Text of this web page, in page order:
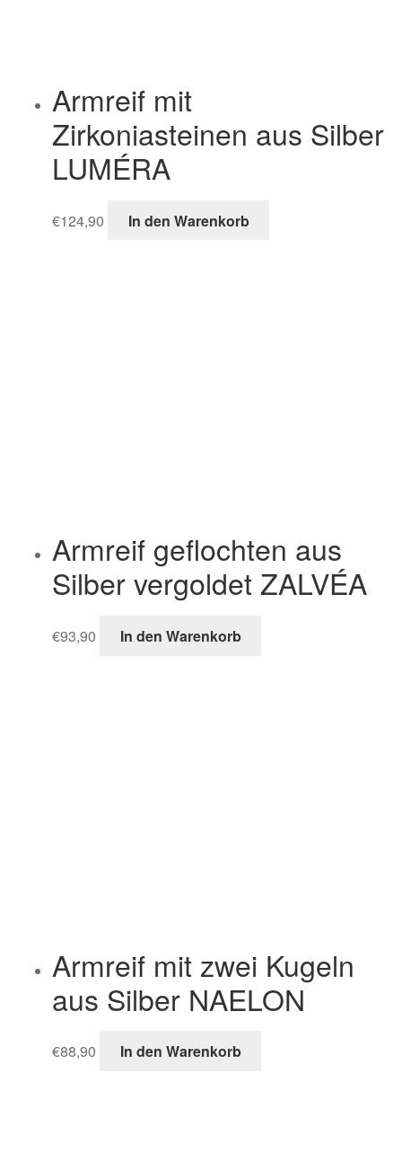
Armreif mit
Zirkoniasteinen aus Silber
LUMÉRA
€124,90 In den Warenkorb
Armreif geflochten aus
Silber vergoldet ZALVÉA
€93,90 In den Warenkorb
Armreif mit zwei Kugeln
aus Silber NAELON
€88,90 In den Warenkorb